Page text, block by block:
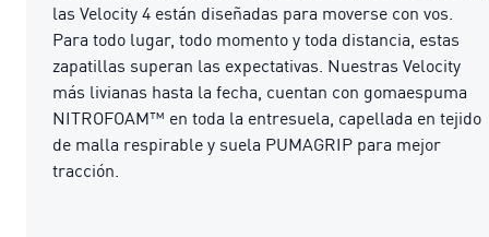
las Velocity 4 están diseñadas para moverse con vos.
Para todo lugar, todo momento y toda distancia, estas
zapatillas superan las expectativas. Nuestras Velocity
más livianas hasta la fecha, cuentan con gomaespuma
NITROFOAM™ en toda la entresuela, capellada en tejido
de malla respirable y suela PUMAGRIP para mejor
tracción.